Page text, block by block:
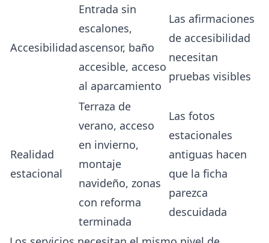
Accesibilidad
Entrada sin
escalones,
ascensor, baño
accesible, acceso
al aparcamiento
Las afirmaciones
de accesibilidad
necesitan
pruebas visibles
Realidad
estacional
Terraza de
verano, acceso
en invierno,
montaje
navideño, zonas
con reforma
terminada
Las fotos
estacionales
antiguas hacen
que la ficha
parezca
descuidada